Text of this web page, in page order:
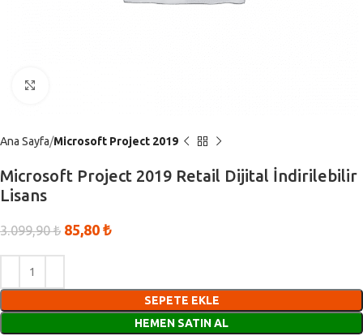
Ana Sayfa Microsoft Project 2019
Microsoft Project 2019 Retail Dijital İndirilebilir
Lisans
3.099,90₺ 85,80 ₺
SEPETE EKLE
HEMEN SATIN AL